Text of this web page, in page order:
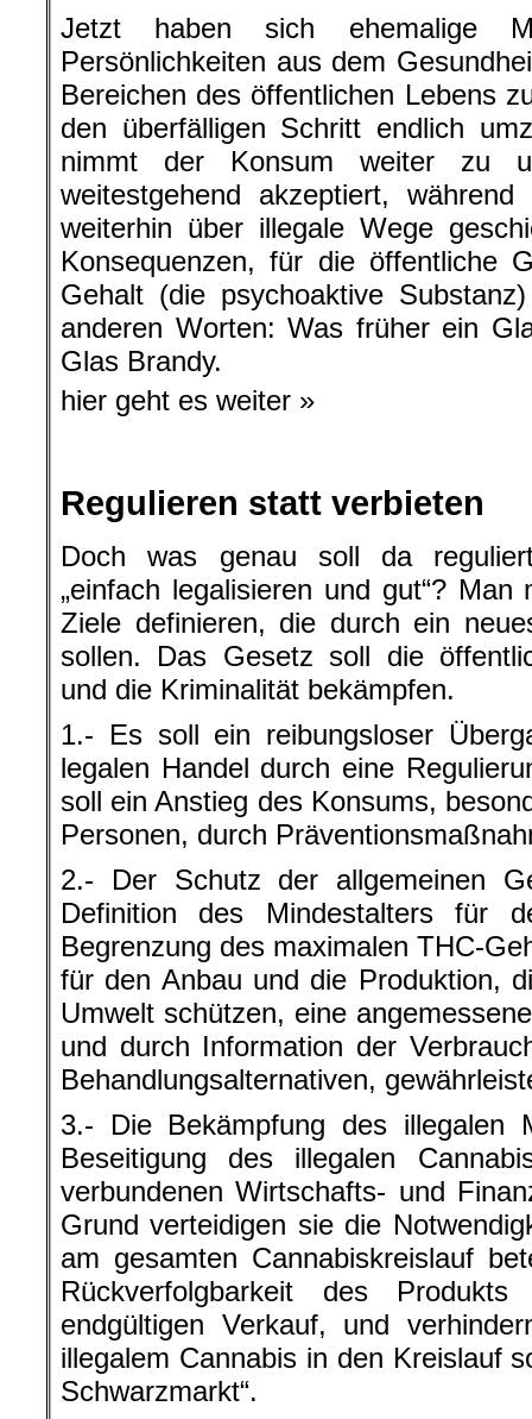
Jetzt haben sich ehemalige
Persönlichkeiten aus dem
Bereichen des öffentlichen Lebens
den überfälligen Schritt endlich
nimmt der Konsum weiter zu
weitestgehend akzeptiert,
weiterhin über illegale Wege
Konsequenzen, für die öffentliche
Gehalt (die psychoaktive
anderen Worten: Was früher ein
Glas Brandy.
hier geht es weiter »
Regulieren statt verbieten
Doch was genau soll da
„einfach legalisieren und gut“?
Ziele definieren, die durch ein
sollen. Das Gesetz soll die
und die Kriminalität bekämpfen.
1.- Es soll ein reibungsloser
legalen Handel durch eine
soll ein Anstieg des Konsums,
Personen, durch
2.- Der Schutz der allgemeinen
Definition des Mindestalters für
Begrenzung des maximalen THC-
für den Anbau und die Produktion,
Umwelt schützen, eine
und durch Information der
Behandlungsalternativen,
3.- Die Bekämpfung des illegalen
Beseitigung des illegalen
verbundenen Wirtschafts- und
Grund verteidigen sie die
am gesamten Cannabiskreislauf
Rückverfolgbarkeit des
endgültigen Verkauf, und
illegalem Cannabis in den Kreislauf
Schwarzmarkt“.